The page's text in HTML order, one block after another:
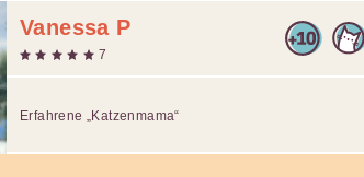
Vanessa P
7
Erfahrene „Katzenmama“